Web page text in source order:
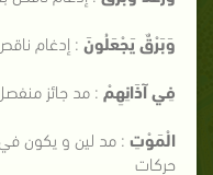
وَبَرْقٌ يَجْعَلُونَ : إدغام
فِي آذَانِهِمْ : مد جائز منفصل 2 أو 4 أو 6
الْمَوْتِ
حركات